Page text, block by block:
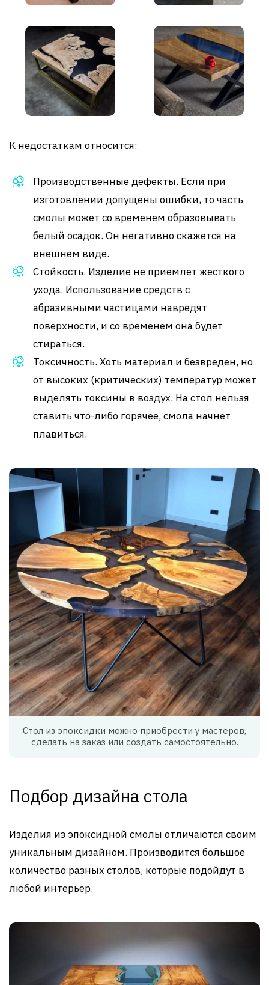
К недостаткам относится:
Производственные дефекты. Если при
изготовлении допущены ошибки, то часть
смолы может со временем образовывать
белый осадок. Он негативно скажется на
внешнем виде.
Стойкость. Изделие не приемлет жесткого
ухода. Использование средств с
абразивными частицами навредят
поверхности, и со временем она будет
стираться.
Токсичность. Хоть материал и безвреден, но
от высоких (критических) температур может
выделять токсины в воздух. На стол нельзя
ставить что-либо горячее, смола начнет
плавиться.
Стол из эпоксидки можно приобрести у мастеров,
сделать на заказ или создать самостоятельно.
Подбор дизайна стола
Изделия из эпоксидной смолы отличаются своим
уникальным дизайном. Производится большое
количество разных столов, которые подойдут в
любой интерьер.